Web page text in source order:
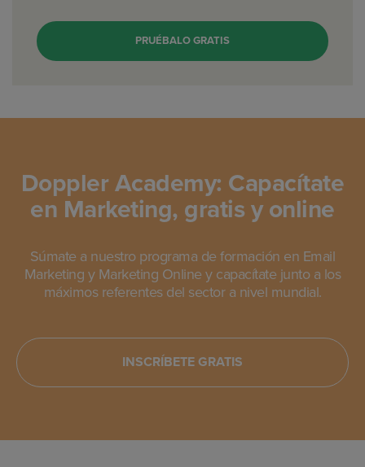
PRUÉBALO GRATIS
Doppler Academy: Capacítate
en Marketing, gratis y online
Súmate a nuestro programa de formación en Email
Marketing y Marketing Online y capacítate junto a los
máximos referentes del sector a nivel mundial.
INSCRÍBETE GRATIS